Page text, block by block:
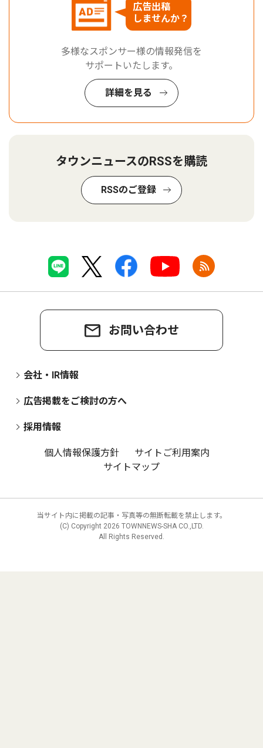
広告出稿
しませんか？
多様なスポンサー様の情報発信を
サポートいたします。
詳細を見る
タウンニュースのRSSを購読
RSSのご登録
お問い合わせ
会社・IR情報
広告掲載をご検討の方へ
採用情報
個人情報保護方針
サイトご利用案内
サイトマップ
当サイト内に掲載の記事・写真等の無断転載を禁止します。
(C) Copyright 2026 TOWNNEWS-SHA CO.,LTD.
All Rights Reserved.